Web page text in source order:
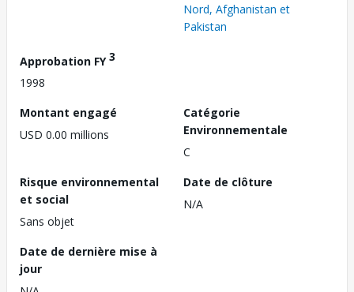
Nord, Afghanistan et
Pakistan
Approbation FY3
1998
Montant engagé
USD 0.00 millions
Catégorie
Environnementale
C
Risque environnemental
et social
Sans objet
Date de clôture
N/A
Date de dernière mise à
jour